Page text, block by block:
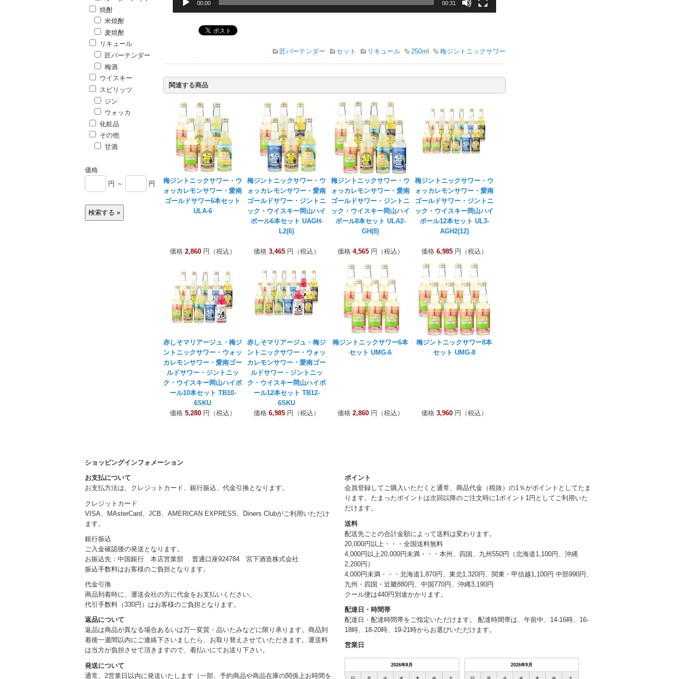
00:00 00:31
匠バーテンダー セット リキュール 250ml 梅ジントニックサワー
関連する商品
梅ジントニックサワー・ウ
ォッカレモンサワー・愛南
ゴールドサワー6本セット
ULA-6
価格 2,860円（税込）
梅ジントニックサワー・ウ
ォッカレモンサワー・愛南
ゴールドサワー・ジントニ
ック・ウイスキー岡山ハイ
ボール6本セット UAGH-
L2(6)
価格 3,465円（税込）
梅ジントニックサワー・ウ
ォッカレモンサワー・愛南
ゴールドサワー・ジントニ
ック・ウイスキー岡山ハイ
ボール8本セット ULA2-
GH(8)
価格 4,565円（税込）
梅ジントニックサワー・ウ
ォッカレモンサワー・愛南
ゴールドサワー・ジントニ
ック・ウイスキー岡山ハイ
ボール12本セット UL3-
AGH2(12)
価格 6,985円（税込）
赤しそマリアージュ・梅ジ
ントニックサワー・ウォッ
カレモンサワー・愛南ゴー
ルドサワー・ジントニッ
ク・ウイスキー岡山ハイボ
ール10本セット TB10-
6SKU
価格 5,280円（税込）
赤しそマリアージュ・梅ジ
ントニックサワー・ウォッ
カレモンサワー・愛南ゴー
ルドサワー・ジントニッ
ク・ウイスキー岡山ハイボ
ール12本セット TB12-
6SKU
価格 6,985円（税込）
梅ジントニックサワー6本
セット UMG-6
価格 2,860円（税込）
梅ジントニックサワー8本
セット UMG-8
価格 3,960円（税込）
焼酎
米焼酎
麦焼酎
リキュール
匠バーテンダー
梅酒
ウイスキー
スピリッツ
ジン
ウォッカ
化粧品
その他
甘酒
価格
円 ～
円
ショッピングインフォメーション
お支払について
お支払方法は、クレジットカード、銀行振込、代金引換となります。
クレジットカード
VISA、MAsterCard、JCB、AMERICAN EXPRESS、Diners Clubがご利用いただけ
ます。
銀行振込
ご入金確認後の発送となります。
お振込先：中国銀行 本店営業部 普通口座924784 宮下酒造株式会社
振込手数料はお客様のご負担となります。
代金引換
商品到着時に、運送会社の方に代金をお支払いください。
代引手数料（330円）はお客様のご負担となります。
返品について
返品は商品が異なる場合あるいは万一変質・品いたみなどに限り承ります。商品到
着後一週間以内にご連絡下さいましたら、お取り替えさせていただきます。運送料
は当方が負担させて頂きますので、着払いにてお送り下さい。
発送について
通常、2営業日以内に発送いたします（一部、予約商品や商品在庫の関係上お時間を
ポイント
会員登録してご購入いただくと通常、商品代金（税抜）の1％がポイントとしてたま
ります。たまったポイントは次回以降のご注文時に1ポイント1円としてご利用いた
だけます。
送料
配送先ごとの合計金額によって送料は変わります。
20,000円以上・・・全国送料無料
4,000円以上20,000円未満・・・本州、四国、九州550円（北海道1,100円、沖縄
2,200円）
4,000円未満・・・北海道1,870円、東北1,320円、関東・甲信越1,100円 中部990円、
九州・四国・近畿880円、中国770円、沖縄3,190円
クール便は440円別途かかります。
配達日・時間帯
配達日・配達時間帯をご指定いただけます。 配達時間帯は、午前中、14-16時、16-
18時、18-20時、19-21時からお選びいただけます。
営業日
2026年8月 2026年9月